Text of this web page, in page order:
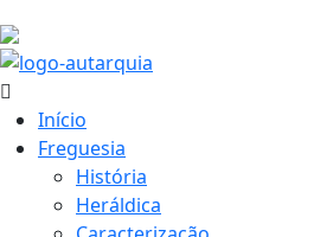
Início
Freguesia
História
Heráldica